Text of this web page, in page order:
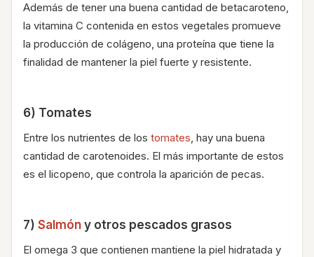
Además de tener una buena cantidad de betacaroteno,
la vitamina C contenida en estos vegetales promueve
la producción de colágeno, una proteína que tiene la
finalidad de mantener la piel fuerte y resistente.
6) Tomates
Entre los nutrientes de los tomates, hay una buena
cantidad de carotenoides. El más importante de estos
es el licopeno, que controla la aparición de pecas.
7) Salmón y otros pescados grasos
El omega 3 que contienen mantiene la piel hidratada y